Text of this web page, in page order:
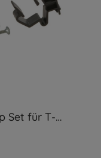
Set für T-